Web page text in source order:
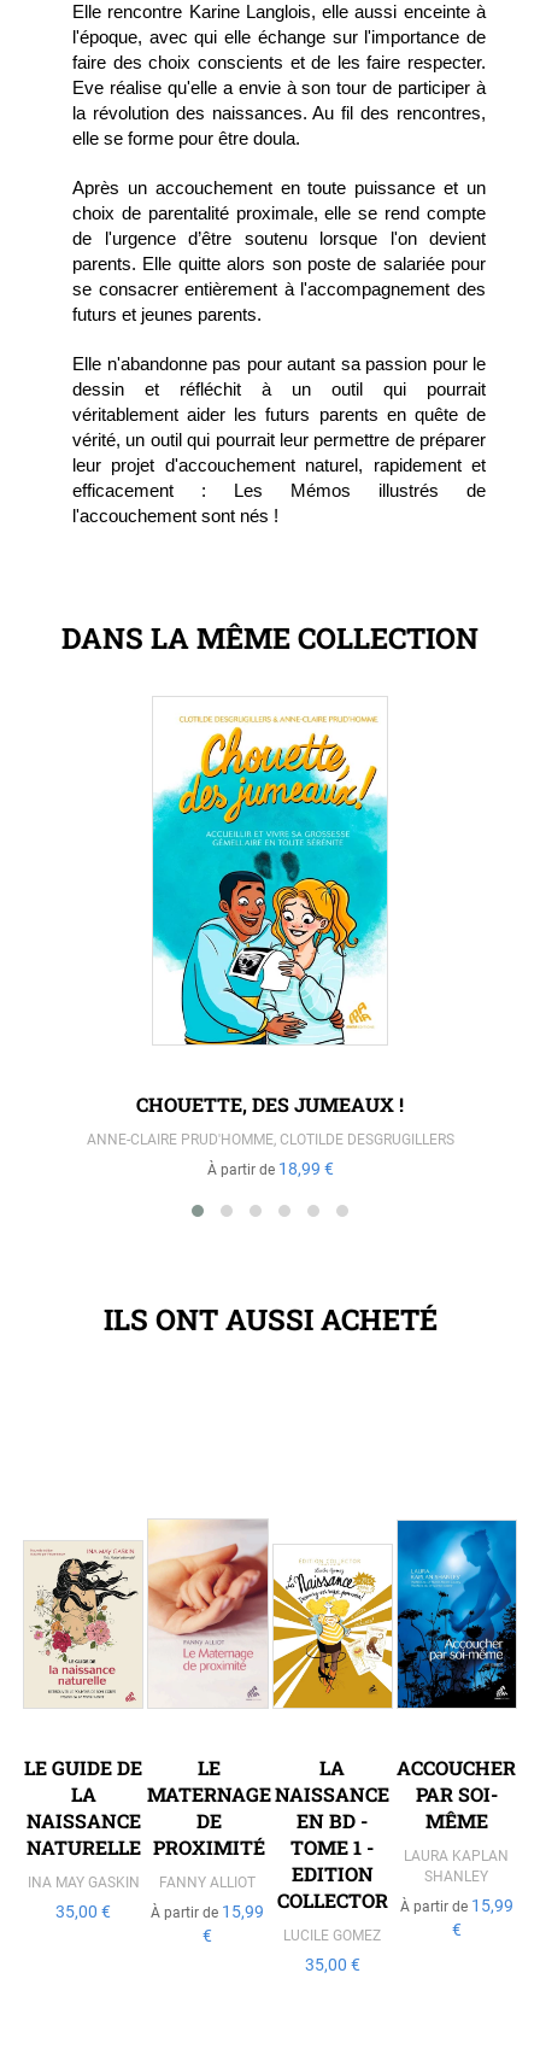
Elle rencontre Karine Langlois, elle aussi enceinte à
l'époque, avec qui elle échange sur l'importance de
faire des choix conscients et de les faire respecter.
Eve réalise qu'elle a envie à son tour de participer à
la révolution des naissances. Au fil des rencontres,
elle se forme pour être doula.
Après un accouchement en toute puissance et un
choix de parentalité proximale, elle se rend compte
de l'urgence d’être soutenu lorsque l'on devient
parents. Elle quitte alors son poste de salariée pour
se consacrer entièrement à l'accompagnement des
futurs et jeunes parents.
Elle n'abandonne pas pour autant sa passion pour le
dessin et réfléchit à un outil qui pourrait
véritablement aider les futurs parents en quête de
vérité, un outil qui pourrait leur permettre de préparer
leur projet d'accouchement naturel, rapidement et
efficacement : Les Mémos illustrés de
l'accouchement sont nés !
DANS LA MÊME COLLECTION
CHOUETTE, DES JUMEAUX !
ANNE-CLAIRE PRUD'HOMME, CLOTILDE DESGRUGILLERS
À partir de 18,99 €
ILS ONT AUSSI ACHETÉ
LE GUIDE DE
LA
NAISSANCE
NATURELLE
INA MAY GASKIN
35,00 €
LE
MATERNAGE
DE
PROXIMITÉ
FANNY ALLIOT
À partir de 15,99
€
LA
NAISSANCE
EN BD -
TOME 1 -
EDITION
COLLECTOR
LUCILE GOMEZ
35,00 €
ACCOUCHER
PAR SOI-
MÊME
LAURA KAPLAN
SHANLEY
À partir de 15,99
€